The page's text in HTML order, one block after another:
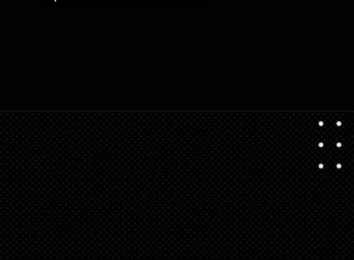
Apertura in corso